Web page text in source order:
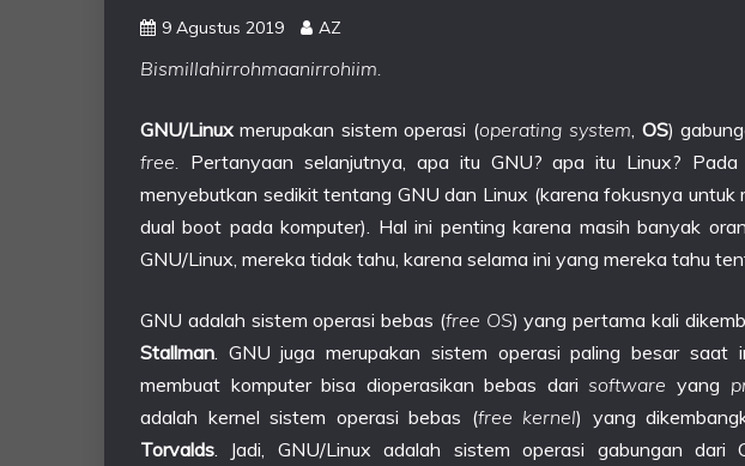
9 Agustus 2019 AZ
Bismillahirrohmaanirrohiim.
GNU/Linux merupakan sistem operasi (operating system, OS)
free. Pertanyaan selanjutnya, apa itu GNU? apa itu Linux?
menyebutkan sedikit tentang GNU dan Linux (karena fokusnya untuk
dual boot pada komputer). Hal ini penting karena masih banyak
GNU/Linux, mereka tidak tahu, karena selama ini yang mereka tahu
GNU adalah sistem operasi bebas (free OS) yang pertama kali
Stallman. GNU juga merupakan sistem operasi paling besar saat
membuat komputer bisa dioperasikan bebas darisoftware yang
adalah kernel sistem operasi bebas (free kernel) yang
Torvalds. Jadi, GNU/Linux adalah sistem operasi gabungan dari